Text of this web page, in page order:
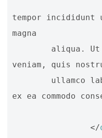
tempor incididunt
magna
veniam, quis
ex ea commodo
</